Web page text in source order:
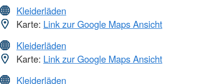
Kleiderläden
Karte: Link zur Google Maps Ansicht
Kleiderläden
Karte: Link zur Google Maps Ansicht
Kleiderläden